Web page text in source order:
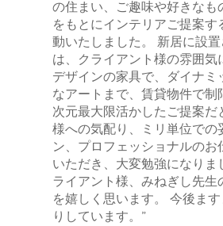
星
中
星
5
の住まい、ご趣味や好きなも
をもとにインテリアご提案
動いたしました。 新居に設
は、クライアント様の雰囲気
デザインの家具で、ダイナミ
なアートまで、賃貸物件で制
次元最大限活かしたご提案だ
様への気配り、ミリ単位での
ン、プロフェッショナルのお
いただき、大変勉強になりま
ライアント様、みねぎし先生
を嬉しく思います。 今後ま
りしています。”